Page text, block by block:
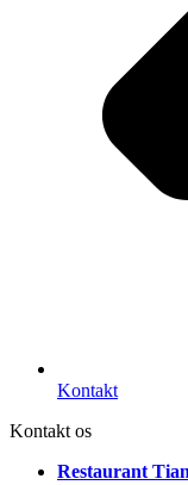
Kontakt
Kontakt os
Restaurant